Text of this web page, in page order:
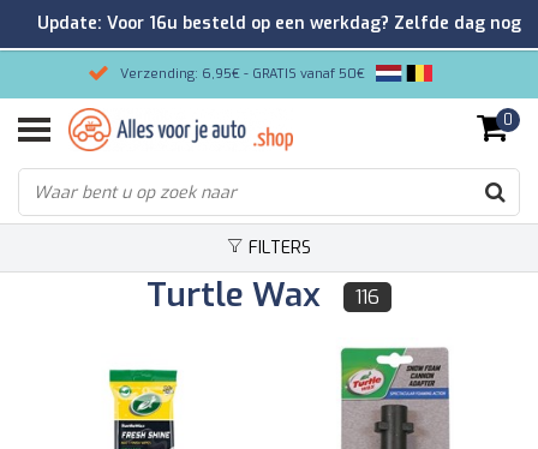
Verzending: 6,95€ - GRATIS vanaf 50€
Gemakkelijk bestellen/Veilig betalen
9.2/10 Klantenrating via Kiyoh!
0
FILTERS
Turtle Wax 116
Update: Voor 16u besteld op een werkdag? Zelfde dag nog
verzonden!